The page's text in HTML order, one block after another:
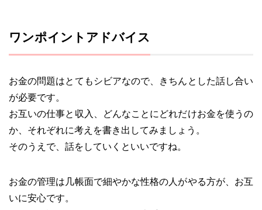
ワンポイントアドバイス
お金の問題はとてもシビアなので、きちんとした話し合い
が必要です。
お互いの仕事と収入、どんなことにどれだけお金を使うの
か、それぞれに考えを書き出してみましょう。
そのうえで、話をしていくといいですね。
お金の管理は几帳面で細やかな性格の人がやる方が、お互
いに安心です。